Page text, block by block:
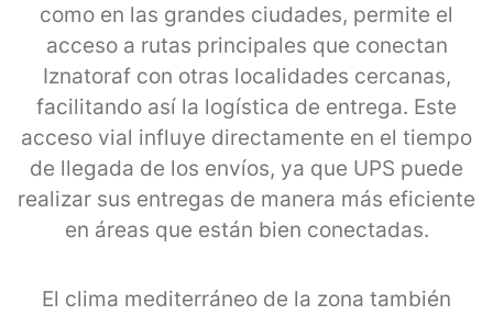
como en las grandes ciudades, permite el
acceso a rutas principales que conectan
Iznatoraf con otras localidades cercanas,
facilitando así la logística de entrega. Este
acceso vial influye directamente en el tiempo
de llegada de los envíos, ya que UPS puede
realizar sus entregas de manera más eficiente
en áreas que están bien conectadas.
El clima mediterráneo de la zona también